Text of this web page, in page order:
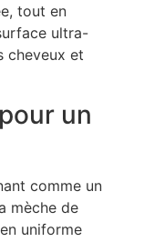
tout en
ultra-
cheveux et
un
comme un
mèche de
uniforme